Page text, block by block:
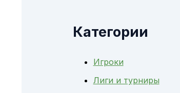
Категории
Игроки
Лиги и турниры